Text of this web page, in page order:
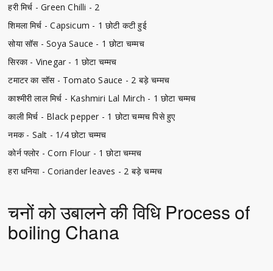
हरी मिर्च - Green Chilli - 2
शिमला मिर्च - Capsicum - 1 छोटी कटी हुई
सोया सॉस - Soya Sauce - 1 छोटा चम्मच
सिरका - Vinegar - 1 छोटा चम्मच
टमाटर का सॉस - Tomato Sauce - 2 बड़े चम्मच
काश्मीरी लाल मिर्च - Kashmiri Lal Mirch - 1 छोटा चम्मच
काली मिर्च - Black pepper - 1 छोटा चम्मच पिसे हुए
नमक - Salt - 1/4 छोटा चम्मच
कोर्न फ्लोर - Corn Flour - 1 छोटा चम्मच
हरा धनिया - Coriander leaves - 2 बड़े चम्मच
चनों को उबालने की विधि Process of
boiling Chana